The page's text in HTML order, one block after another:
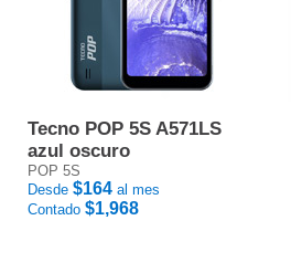
Tecno POP 5S A571LS
azul oscuro
POP 5S
Desde $164 al mes
Contado $1,968